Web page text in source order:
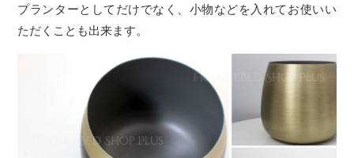
プランターとしてだけでなく、小物などを入れてお使いい
ただくことも出来ます。